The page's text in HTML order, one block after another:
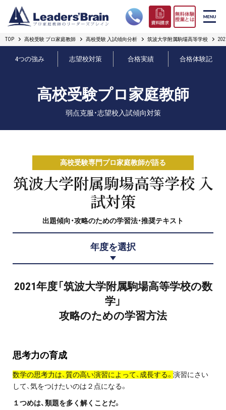
リーダーズブレインの強み
プロ教師紹介
無料体験授業とは
プロ家庭教師の英検®対策
費用について
お申込みの流れ
よくある質問
インフォメーション
TOP 高校受験 プロ家庭教師 高校受験 入試傾向分析 筑波大学附属駒場高等学校
4つの強み 志望校対策 合格実績 合格体験記
高校受験プロ家庭教師
弱点克服・志望校入試傾向対策
高校受験専門プロ家庭教師が語る
筑波大学附属駒場高等学校 入
試対策
出題傾向・攻略のための学習法・推奨テキスト
年度を選択
2021年度「筑波大学附属駒場高等学校の数
学」
攻略のための学習方法
思考力の育成
数学の思考力は、質の高い演習によって、成長する。 演習にさい
して、気をつけたいのは２点になる。
１つめは、類題を多く解くことだ。